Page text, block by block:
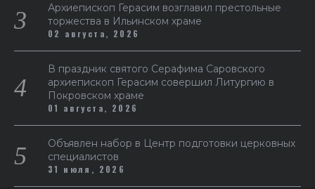
Архиепископ Герасим возглавил престольные
торжества в Ильинском храме
02 августа, 2026
В праздник святого Серафима Саровского
архиепископ Герасим совершил Литургию в
Покровском храме
01 августа, 2026
Объявлен набор в Центр подготовки церковных
специалистов
31 июля, 2026